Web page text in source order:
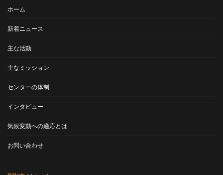
ホーム
新着ニュース
主な活動
主なミッション
センターの体制
インタビュー
気候変動への適応とは
お問い合わせ